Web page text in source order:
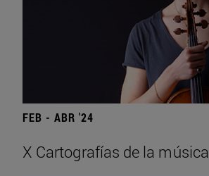
FEB - ABR '24
X Cartografías de la música